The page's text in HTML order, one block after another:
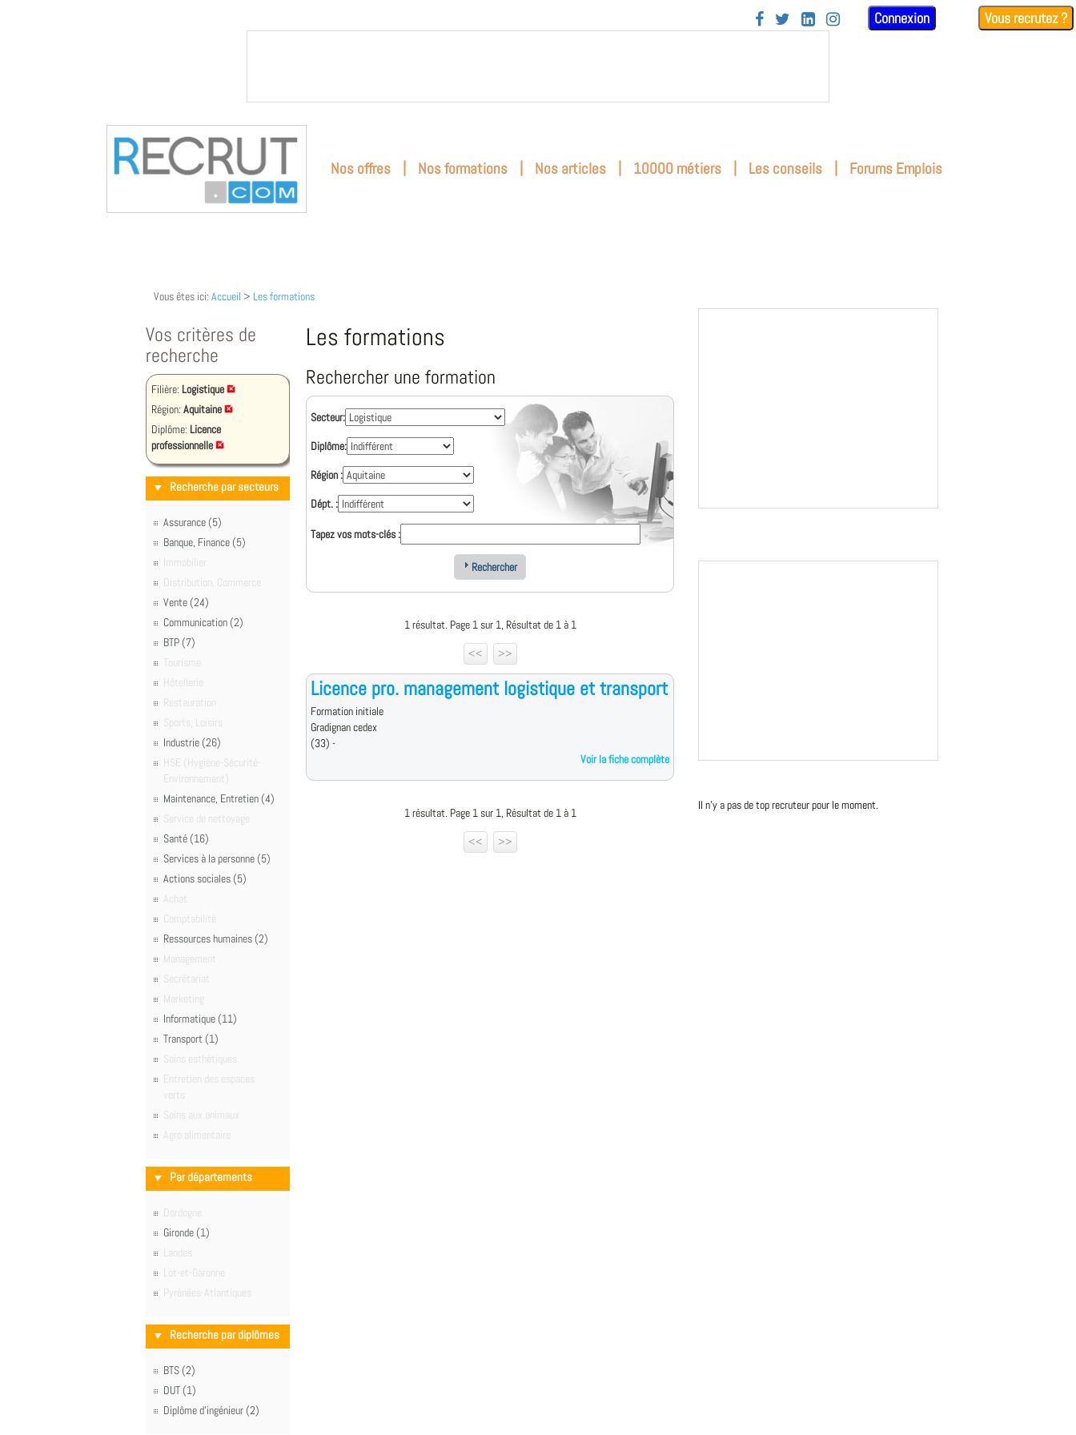
    Connexion Vous recrutez ?
Nos offres | Nos formations | Nos articles | 10000 métiers | Les conseils | Forums Emplois
Vous êtes ici: Accueil > Les formations
Vos critères de
recherche
Filière: Logistique
Région: Aquitaine
Diplôme: Licence
professionnelle
Recherche par secteurs
Assurance (5)
Banque, Finance (5)
Immobilier
Distribution, Commerce
Vente (24)
Communication (2)
BTP (7)
Tourisme
Hôtellerie
Restauration
Sports, Loisirs
Industrie (26)
HSE (Hygiène-Sécurité-
Environnement)
Maintenance, Entretien (4)
Service de nettoyage
Santé (16)
Services à la personne (5)
Actions sociales (5)
Achat
Comptabilité
Ressources humaines (2)
Management
Secrétariat
Marketing
Informatique (11)
Transport (1)
Soins esthétiques
Entretien des espaces
verts
Soins aux animaux
Agro alimentaire
Par départements
Dordogne
Gironde (1)
Landes
Lot-et-Garonne
Pyrénées-Atlantiques
Recherche par diplômes
BTS (2)
DUT (1)
Diplôme d'ingénieur (2)
Les formations
Rechercher une formation
Secteur:
Diplôme:
Région :
Dépt. :
Tapez vos mots-clés :
Rechercher
1 résultat. Page 1 sur 1, Résultat de 1 à 1
<<
>>
Licence pro. management logistique et transport
Formation initiale
Gradignan cedex
(33) -
Voir la fiche complète
1 résultat. Page 1 sur 1, Résultat de 1 à 1
<<
>>
Il n'y a pas de top recruteur pour le moment.